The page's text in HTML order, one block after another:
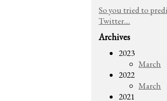
So you tried to
Twitter....
Archives
2023
March
2022
March
2021